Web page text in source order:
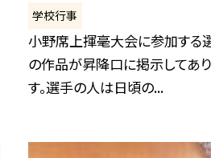
学校行事
小野席上揮毫大会に参加する
の作品が昇降口に掲示してあ
す。選手の人は日頃の...